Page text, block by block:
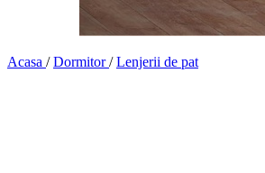
Acasa / Dormitor/ Lenjerii de pat